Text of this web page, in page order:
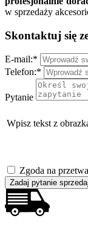
w sprzedaży
Skontaktuj się
E-mail:*
Telefon:*
Pytanie
Wpisz tekst z
Zgoda na
Zadaj pytanie